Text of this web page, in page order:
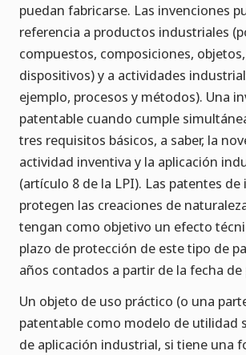
puedan fabricarse. Las invenciones
referencia a productos industriales
compuestos, composiciones,
dispositivos) y a actividades
ejemplo, procesos y métodos). Una
patentable cuando cumple
tres requisitos básicos, a saber, la
actividad inventiva y la aplicación
(artículo 8 de la LPI). Las patentes de
protegen las creaciones de
tengan como objetivo un efecto
plazo de protección de este tipo de
años contados a partir de la fecha
Un objeto de uso práctico (o una
patentable como modelo de utilidad
de aplicación industrial, si tiene una